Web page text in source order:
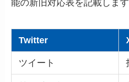
能の新旧対応表を記載します
Twitter
ツイート